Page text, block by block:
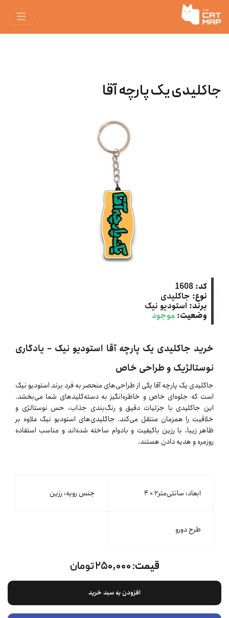
جاکلیدی یک پارچه آقا
کد: 1608
نوع: جاکلیدی
برند: استودیو نیک
وضعیت: موجود
خرید جاکلیدی یک پارچه آقا استودیو نیک – یادگاری
نوستالژیک و طراحی خاص
جاکلیدی یک پارچه آقا یکی از طراحی‌های منحصر به فرد برند استودیو نیک
است که جلوه‌ای خاص و خاطره‌انگیز به دسته‌کلیدهای شما می‌بخشد.
این جاکلیدی با جزئیات دقیق و رنگ‌بندی جذاب، حس نوستالژی و
خلاقیت را همزمان منتقل می‌کند. جاکلیدی‌های استودیو نیک علاوه بر
ظاهر زیبا، با رزین باکیفیت و بادوام ساخته شده‌اند و مناسب استفاده
روزمره و هدیه دادن هستند.
ابعاد: سانتی‌متر۲ × ۴ جنس رویه: رزین
طرح دورو
قیمت:۲۵۰,۰۰۰ تومان
افزودن به سبد خرید